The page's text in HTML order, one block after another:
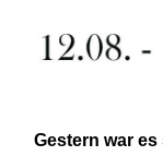
Gestern war es